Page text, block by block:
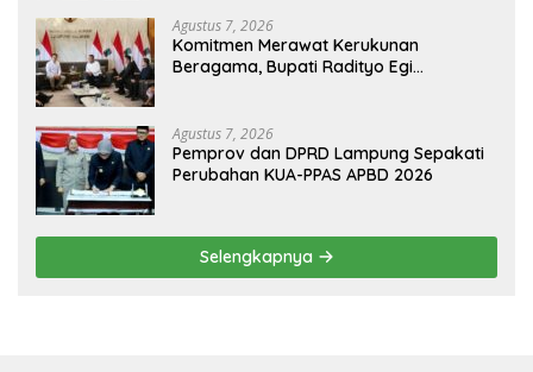
Agustus 7, 2026
Komitmen Merawat Kerukunan
Beragama, Bupati Radityo Egi
Agustus 7, 2026
Pemprov dan DPRD Lampung Sepakati
Perubahan KUA-PPAS APBD 2026
Selengkapnya